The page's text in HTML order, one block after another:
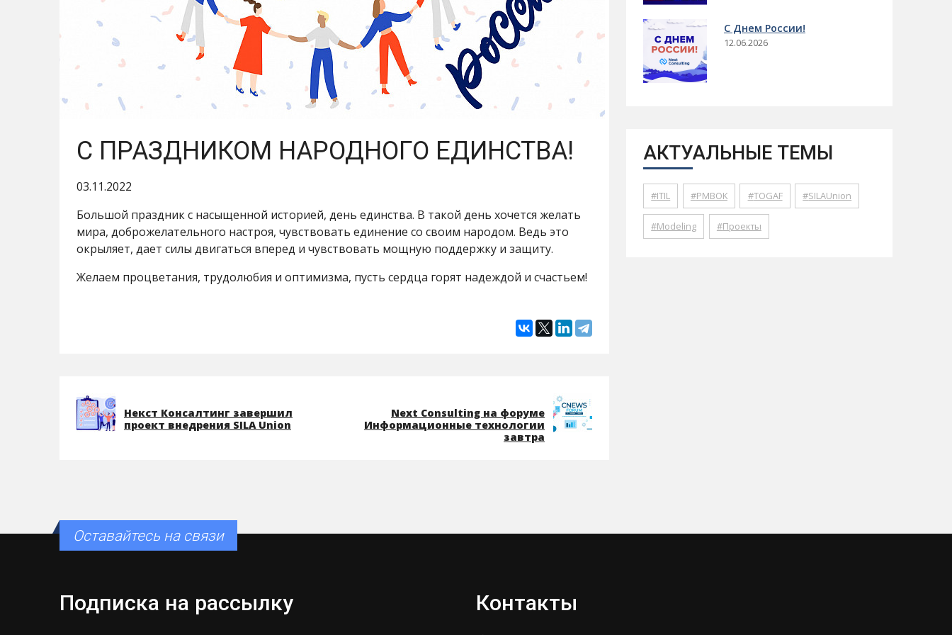
С ПРАЗДНИКОМ НАРОДНОГО ЕДИНСТВА!
03.11.2022
Большой праздник с насыщенной историей, день единства. В такой день хочется желать
мира, доброжелательного настроя, чувствовать единение со своим народом. Ведь это
окрыляет, дает силы двигаться вперед и чувствовать мощную поддержку и защиту.
Желаем процветания, трудолюбия и оптимизма, пусть сердца горят надеждой и счастьем!
Некст Консалтинг завершил
проект внедрения SILA Union
Next Consulting на форуме
Информационные технологии
завтра
C Днем России!
12.06.2026
АКТУАЛЬНЫЕ ТЕМЫ
ITIL PMBOK TOGAF SILAUnion
Modeling Проекты
Оставайтесь на связи
Подписка на рассылку Контакты